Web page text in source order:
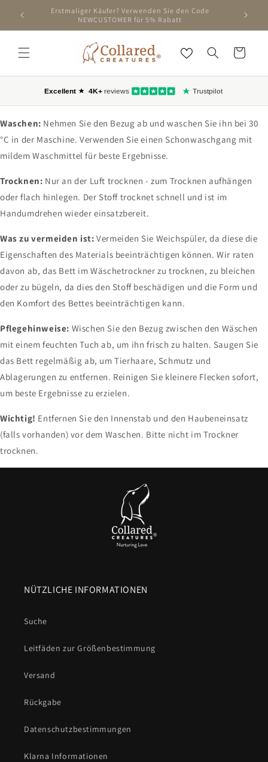
INHALT
Wagen
Waschen: Nehmen Sie den Bezug ab und waschen Sie ihn bei 30
°C in der Maschine. Verwenden Sie einen Schonwaschgang mit
mildem Waschmittel für beste Ergebnisse.
Trocknen: Nur an der Luft trocknen - zum Trocknen aufhängen
oder flach hinlegen. Der Stoff trocknet schnell und ist im
Handumdrehen wieder einsatzbereit.
Was zu vermeiden ist: Vermeiden Sie Weichspüler, da diese die
Eigenschaften des Materials beeinträchtigen können. Wir raten
davon ab, das Bett im Wäschetrockner zu trocknen, zu bleichen
oder zu bügeln, da dies den Stoff beschädigen und die Form und
den Komfort des Bettes beeinträchtigen kann.
Pflegehinweise: Wischen Sie den Bezug zwischen den Wäschen
mit einem feuchten Tuch ab, um ihn frisch zu halten. Saugen Sie
das Bett regelmäßig ab, um Tierhaare, Schmutz und
Ablagerungen zu entfernen. Reinigen Sie kleinere Flecken sofort,
um beste Ergebnisse zu erzielen.
Wichtig! Entfernen Sie den Innenstab und den Haubeneinsatz
(falls vorhanden) vor dem Waschen. Bitte nicht im Trockner
trocknen.
NÜTZLICHE INFORMATIONEN
Suche
Leitfäden zur Größenbestimmung
Versand
Rückgabe
Datenschutzbestimmungen
Klarna Informationen